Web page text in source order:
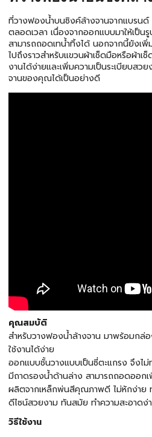
ที่วางฟองน้ำบนซิงค์ล้างจานจากแบรน
ตลอดเวลา เนื่องจากออกแบบมาให้เป็
สามารถถอดเทน้ำทิ้งได้ นอกจากนี้ยังเ
ไปถึงราวสำหรับแขวนผ้าเช็ดมือหรือผ้า
งานได้ง่ายและเพิ่มความเป็นระเบียบสว
จานของคุณได้เป็นอย่างดี
คุณสมบัติ
สำหรับวางฟองน้ำล้างจาน มาพร้อมกล่อ
ใช้งานได้ง่าย
ออกแบบชั้นวางแบบเป็นซี่ตะแกรง จึงไม่
มีถาดรองน้ำด้านล่าง สามารถถอดออกเ
ผลิตจากเหล็กพ่นสีคุณภาพดี ไม่หักง่าย
ดีไซน์สวยงาม ทันสมัย ทำความสะอาดง่
วิธีใช้งาน